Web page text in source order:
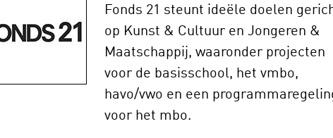
Fonds 21 steunt ideële doelen
op Kunst & Cultuur en Jongeren &
Maatschappij, waaronder projecten
voor de basisschool, het vmbo,
havo/vwo en een
voor het mbo.